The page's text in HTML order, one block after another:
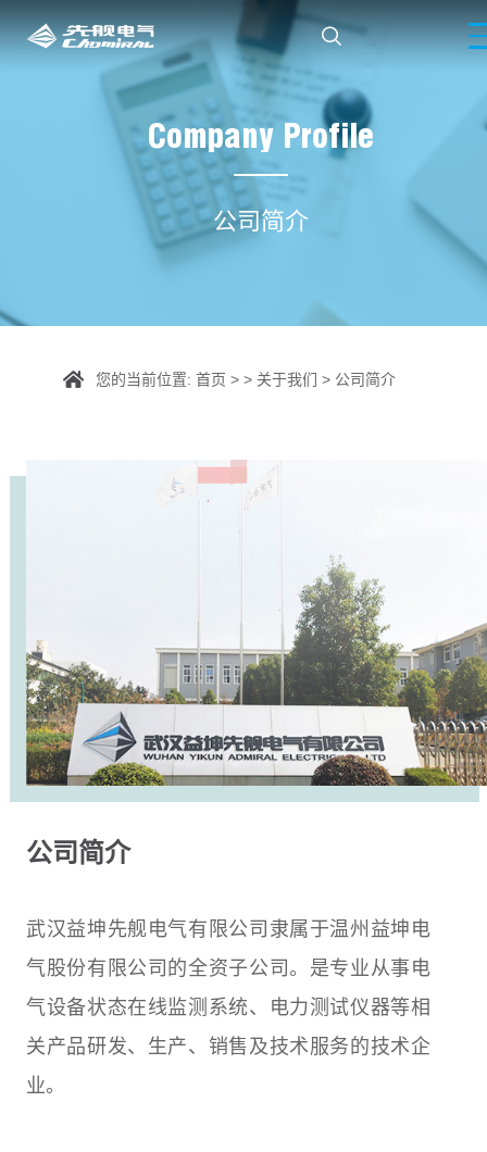

Company Profile
公司简介
您的当前位置: 首页 > > 关于我们 > 公司简介
公司简介
武汉益坤先舰电气有限公司隶属于温州益坤电
气股份有限公司的全资子公司。是专业从事电
气设备状态在线监测系统、电力测试仪器等相
关产品研发、生产、销售及技术服务的技术企
业。